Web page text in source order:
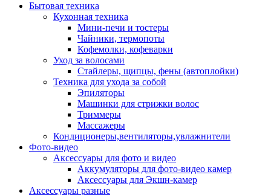
Бытовая техника
Кухонная техника
Мини-печи и тостеры
Чайники, термопоты
Кофемолки, кофеварки
Уход за волосами
Стайлеры, щипцы, фены (автоплойки)
Техника для ухода за собой
Эпиляторы
Машинки для стрижки волос
Триммеры
Массажеры
Кондиционеры,вентиляторы,увлажнители
Фото-видео
Аксессуары для фото и видео
Аккумуляторы для фото-видео камер
Аксессуары для Экшн-камер
Аксессуары разные